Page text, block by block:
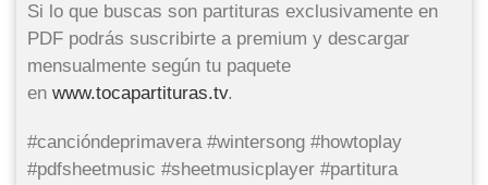
Si lo que buscas son partituras exclusivamente en
PDF podrás suscribirte a premium y descargar
mensualmente según tu paquete
en www.tocapartituras.tv.
#cancióndeprimavera #wintersong #howtoplay
#pdfsheetmusic #sheetmusicplayer #partitura